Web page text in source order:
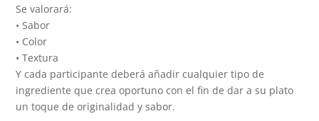
Se valorará:
• Sabor
• Color
• Textura
Y cada participante deberá añadir cualquier tipo de
ingrediente que crea oportuno con el fin de dar a su plato
un toque de originalidad y sabor.